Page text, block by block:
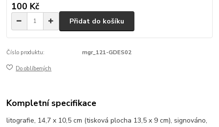
100 Kč
Přidat do košíku
Číslo produktu: mgr_121-GDES02
Do oblíbených
Kompletní specifikace
litografie, 14,7 x 10,5 cm (tisková plocha 13,5 x 9 cm), signováno,